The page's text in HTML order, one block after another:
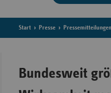
Start Presse Pressemitteilungen
Bundesweit